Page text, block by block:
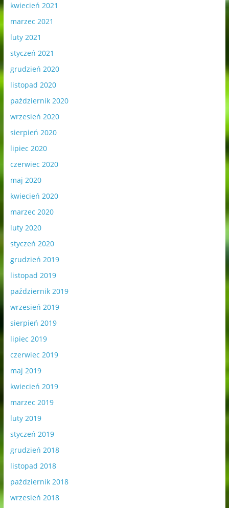
kwiecień 2021
marzec 2021
luty 2021
styczeń 2021
grudzień 2020
listopad 2020
październik 2020
wrzesień 2020
sierpień 2020
lipiec 2020
czerwiec 2020
maj 2020
kwiecień 2020
marzec 2020
luty 2020
styczeń 2020
grudzień 2019
listopad 2019
październik 2019
wrzesień 2019
sierpień 2019
lipiec 2019
czerwiec 2019
maj 2019
kwiecień 2019
marzec 2019
luty 2019
styczeń 2019
grudzień 2018
listopad 2018
październik 2018
wrzesień 2018